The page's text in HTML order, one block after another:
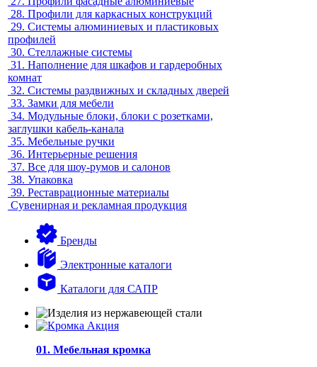
28. Профили для каркасных конструкций
29. Системы алюминиевых и пластиковых
профилей
30. Стеллажные системы
31. Наполнение для шкафов и гардеробных
комнат
32. Системы раздвижных и складных дверей
33. Замки для мебели
34. Модульные блоки, блоки с розетками,
заглушки кабель-канала
35. Мебельные ручки
36. Интерьерные решения
37. Все для шоу-румов и салонов
38. Упаковка
39. Реставрационные материалы
Сувенирная и рекламная продукция
Бренды
Электронные каталоги
Каталоги для САПР
01. Мебельная кромка